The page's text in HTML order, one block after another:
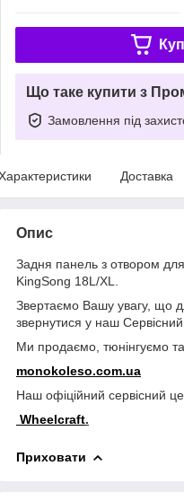
Що таке купити з
Замовлення під
Доставка
Опис
Задня панель з отвором
KingSong 18L/XL.
Звертаємо Вашу увагу, що
звернутися у наш
Ми продаємо, тюнінгуємо
monokoleso.com.ua
Наш офіційний сервісний
Wheelcraft.
Приховати